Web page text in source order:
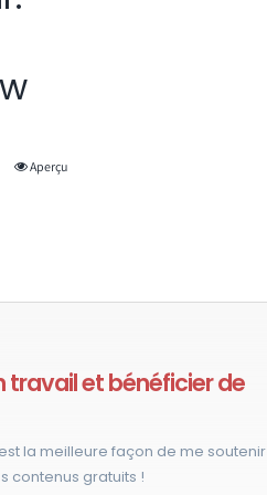
Aperçu
travail et bénéficier de
la meilleure façon de me soutenir
contenus gratuits !